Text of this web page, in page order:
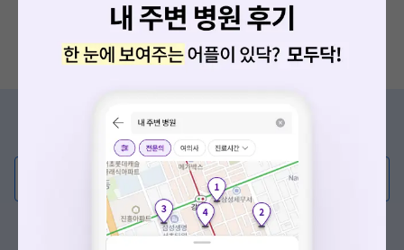
증상/치료, 궁금한 점이 있나요?
의사가 직접 답해드려요!
💬 무엇이든 물어보세요
혹은, 의료상담 서비스에 다양한 게시글 보러가기